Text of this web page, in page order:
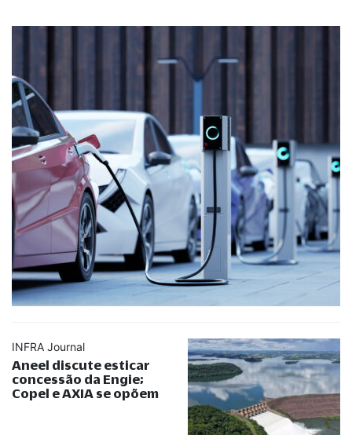
INFRA Journal
Aneel discute esticar
concessão da Engie;
Copel e AXIA se opõem